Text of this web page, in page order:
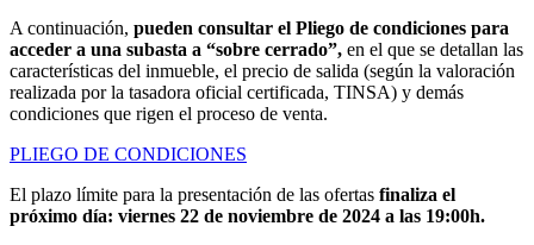
A continuación, pueden consultar el Pliego de condiciones para
acceder a una subasta a “sobre cerrado”, en el que se detallan las
características del inmueble, el precio de salida (según la valoración
realizada por la tasadora oficial certificada, TINSA) y demás
condiciones que rigen el proceso de venta.
PLIEGO DE CONDICIONES
El plazo límite para la presentación de las ofertas finaliza el
próximo día: viernes 22 de noviembre de 2024 a las 19:00h.